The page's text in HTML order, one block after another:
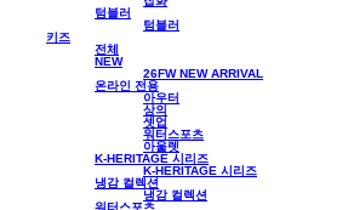
텀블러
텀블러
키즈
전체
NEW
26FW NEW ARRIVAL
온라인 전용
아우터
상의
셋업
워터스포츠
아울렛
K-HERITAGE 시리즈
K-HERITAGE 시리즈
냉감 컬렉션
냉감 컬렉션
워터스포츠